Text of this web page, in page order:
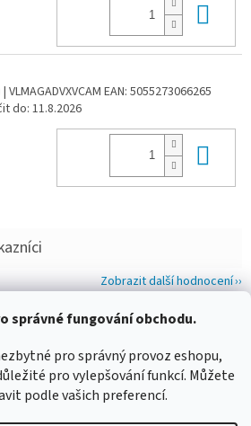
správné fungování obchodu.
pro správný provoz eshopu,
pro vylepšování funkcí. Můžete
podle vašich preferencí.
| VLMAGADVXVCAM EAN: 5055273066265
do: 11.8.2026
Zobrazit další hodnocení